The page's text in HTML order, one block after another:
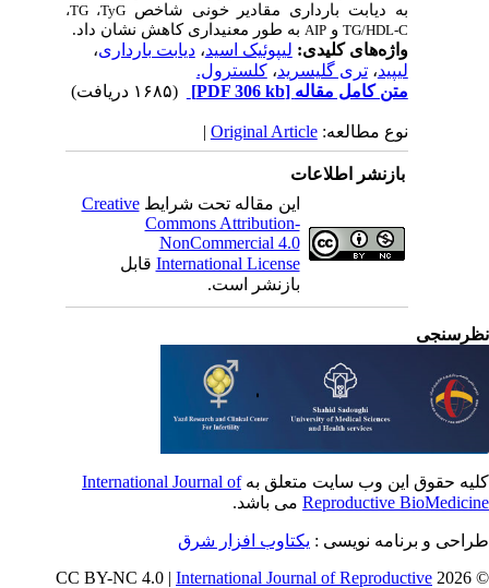
به دیابت بارداری مقادیر خونی شاخص TyG،TG،
TG/HDL-C و AIPبه طور معنی­داری کاهش نشان داد.
واژه‌های کلیدی:لیپوئیک اسید،دیابت بارداری،
لیپید،تری گلیسرید ،کلسترول.
متن کامل مقاله[PDF 306 kb]
نوع مطالعه:Original Article
|
بازنشر اطلاعات
این مقاله تحت شرایطCreative
Commons Attribution-
NonCommercial 4.0
International Licenseقابل
بازنشر است.
حقوق این وب سایت متعلق بهInternational Journal of
Reproductiveمی باشد.
و برنامه نویسی : یکتاوب افزار شرق
©
International Journal of Reproductive